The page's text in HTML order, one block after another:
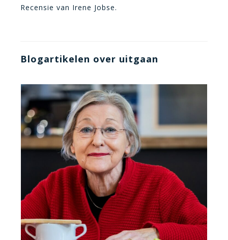
Recensie van Irene Jobse.
Blogartikelen over uitgaan